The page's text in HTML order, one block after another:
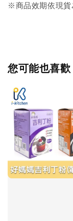
※商品效期依現貨
您可能也喜歡